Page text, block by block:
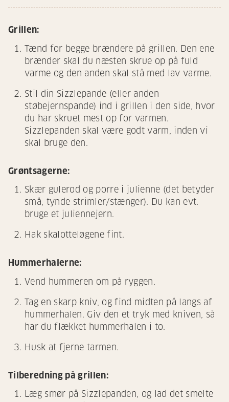
Grillen:
Tænd for begge brændere på grillen. Den ene
brænder skal du næsten skrue op på fuld
varme og den anden skal stå med lav varme.
Stil din Sizzlepande (eller anden
støbejernspande) ind i grillen i den side, hvor
du har skruet mest op for varmen.
Sizzlepanden skal være godt varm, inden vi
skal bruge den.
Grøntsagerne:
Skær gulerod og porre i julienne (det betyder
små, tynde strimler/stænger). Du kan evt.
bruge et juliennejern.
Hak skalotteløgene fint.
Hummerhalerne:
Vend hummeren om på ryggen.
Tag en skarp kniv, og find midten på langs af
hummerhalen. Giv den et tryk med kniven, så
har du flækket hummerhalen i to.
Husk at fjerne tarmen.
Tilberedning på grillen:
Læg smør på Sizzlepanden, og lad det smelte